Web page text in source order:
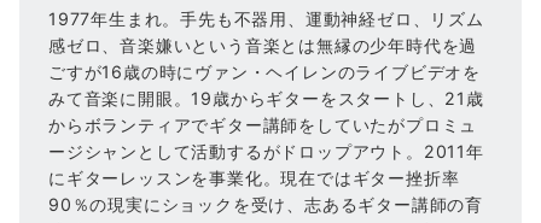
1977年生まれ。手先も不器用、運動神経ゼロ、リズム
感ゼロ、音楽嫌いという音楽とは無縁の少年時代を過
ごすが16歳の時にヴァン・ヘイレンのライブビデオを
みて音楽に開眼。19歳からギターをスタートし、21歳
からボランティアでギター講師をしていたがプロミュ
ージシャンとして活動するがドロップアウト。2011年
にギターレッスンを事業化。現在ではギター挫折率
90％の現実にショックを受け、志あるギター講師の育